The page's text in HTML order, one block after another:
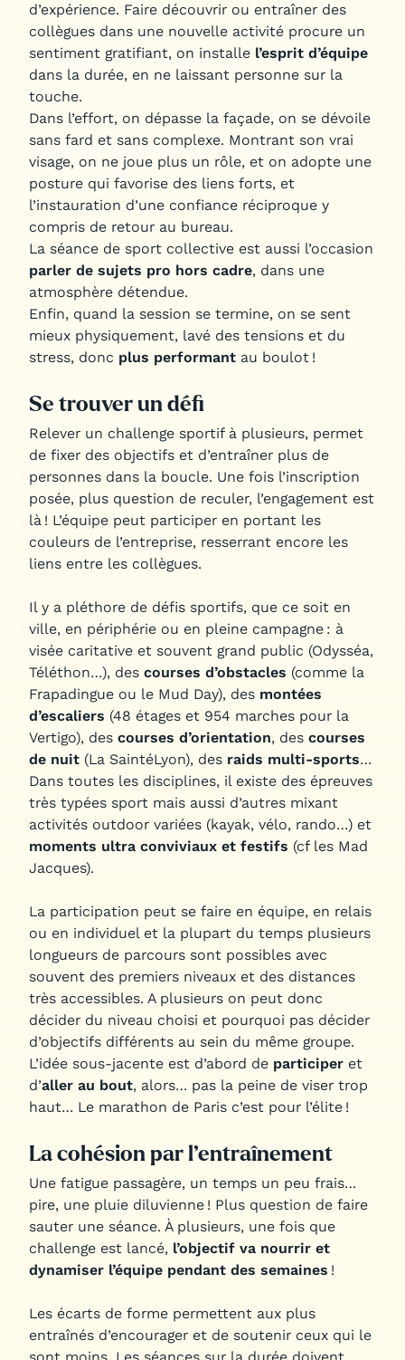
d’expérience. Faire découvrir ou entraîner des
collègues dans une nouvelle activité procure un
sentiment gratifiant, on installe l’esprit d’équipe
dans la durée, en ne laissant personne sur la
touche.
Dans l’effort, on dépasse la façade, on se dévoile
sans fard et sans complexe. Montrant son vrai
visage, on ne joue plus un rôle, et on adopte une
posture qui favorise des liens forts, et
l’instauration d’une confiance réciproque y
compris de retour au bureau.
La séance de sport collective est aussi l’occasion
parler de sujets pro hors cadre, dans une
atmosphère détendue.
Enfin, quand la session se termine, on se sent
mieux physiquement, lavé des tensions et du
stress, donc plus performant au boulot !
Se trouver un défi
Relever un challenge sportif à plusieurs, permet
de fixer des objectifs et d’entraîner plus de
personnes dans la boucle. Une fois l’inscription
posée, plus question de reculer, l’engagement est
là ! L’équipe peut participer en portant les
couleurs de l’entreprise, resserrant encore les
liens entre les collègues.
Il y a pléthore de défis sportifs, que ce soit en
ville, en périphérie ou en pleine campagne : à
visée caritative et souvent grand public (Odysséa,
Téléthon…), des courses d’obstacles (comme la
Frapadingue ou le Mud Day), des montées
d’escaliers (48 étages et 954 marches pour la
Vertigo), des courses d’orientation, des courses
de nuit (La SaintéLyon), des raids multi-sports…
Dans toutes les disciplines, il existe des épreuves
très typées sport mais aussi d’autres mixant
activités outdoor variées (kayak, vélo, rando…) et
moments ultra conviviaux et festifs (cf les Mad
Jacques).
La participation peut se faire en équipe, en relais
ou en individuel et la plupart du temps plusieurs
longueurs de parcours sont possibles avec
souvent des premiers niveaux et des distances
très accessibles. A plusieurs on peut donc
décider du niveau choisi et pourquoi pas décider
d’objectifs différents au sein du même groupe.
L’idée sous-jacente est d’abord de participer et
d’aller au bout, alors… pas la peine de viser trop
haut… Le marathon de Paris c’est pour l’élite !
La cohésion par l’entraînement
Une fatigue passagère, un temps un peu frais…
pire, une pluie diluvienne ! Plus question de faire
sauter une séance. À plusieurs, une fois que
challenge est lancé, l’objectif va nourrir et
dynamiser l’équipe pendant des semaines !
Les écarts de forme permettent aux plus
entraînés d’encourager et de soutenir ceux qui le